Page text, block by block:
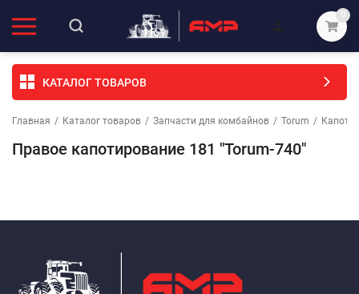
0
КАТАЛОГ ТОВАРОВ
Главная / Каталог товаров / Запчасти для комбайнов / Torum /
Правое капотирование 181 "Torum-740"